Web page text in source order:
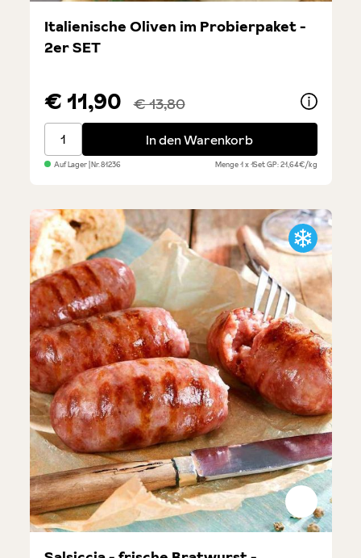
Italienische Oliven im Probierpaket -
2er SET
€ 11,90 € 13,80
Italienische Oliven im Probierpaket - 2er SET
In den Warenkorb
Auf Lager| Nr.81236 Menge1 x 1SetGP: 21,64€/kg